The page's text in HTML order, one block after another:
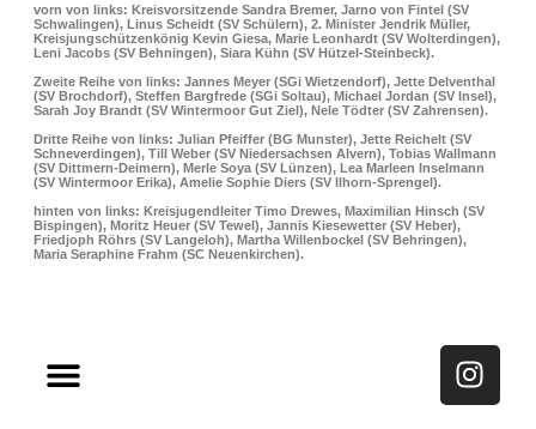
vorn von links: Kreisvorsitzende Sandra Bremer, Jarno von Fintel (SV
Schwalingen), Linus Scheidt (SV Schülern), 2. Minister Jendrik Müller,
Kreisjungschützenkönig Kevin Giesa, Marie Leonhardt (SV Wolterdingen),
Leni Jacobs (SV Behningen), Siara Kühn (SV Hützel-Steinbeck).
Zweite Reihe von links: Jannes Meyer (SGi Wietzendorf), Jette Delventhal
(SV Brochdorf), Steffen Bargfrede (SGi Soltau), Michael Jordan (SV Insel),
Sarah Joy Brandt (SV Wintermoor Gut Ziel), Nele Tödter (SV Zahrensen).
Dritte Reihe von links: Julian Pfeiffer (BG Munster), Jette Reichelt (SV
Schneverdingen), Till Weber (SV Niedersachsen Alvern), Tobias Wallmann
(SV Dittmern-Deimern), Merle Soya (SV Lünzen), Lea Marleen Inselmann
(SV Wintermoor Erika), Amelie Sophie Diers (SV Ilhorn-Sprengel).
hinten von links: Kreisjugendleiter Timo Drewes, Maximilian Hinsch (SV
Bispingen), Moritz Heuer (SV Tewel), Jannis Kiesewetter (SV Heber),
Friedjoph Röhrs (SV Langeloh), Martha Willenbockel (SV Behringen),
Maria Seraphine Frahm (SC Neuenkirchen).